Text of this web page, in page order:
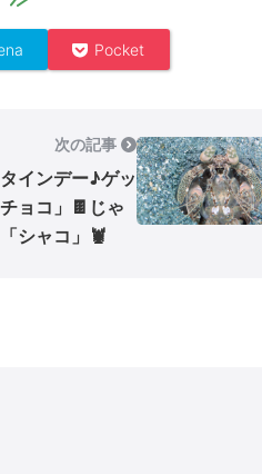
Pocket
次の記事
インデー♪ゲッ
ョコ」🍫じゃ
シャコ」🦞